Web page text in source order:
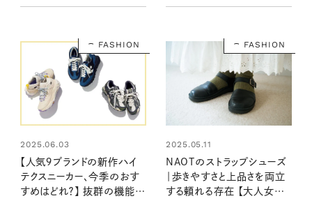
う！
FASHION
2025.06.03
【人気９ブランドの新作ハイ
テクスニーカー、今季のおす
すめはどれ？】 抜群の機能性
FASHION
2025.05.11
NAOTのストラップシューズ
｜歩きやすさと上品さを両立
する頼れる存在 【大人女子